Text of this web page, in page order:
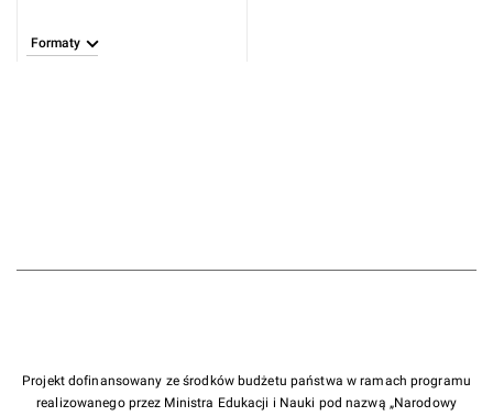
Jean-Philippe-René de
Formaty
Projekt dofinansowany ze środków budżetu państwa w ramach programu
realizowanego przez Ministra Edukacji i Nauki pod nazwą „Narodowy